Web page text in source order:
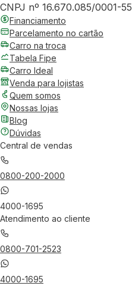
CNPJ nº 16.670.085/0001-55
Financiamento
Parcelamento no cartão
Carro na troca
Tabela Fipe
Carro Ideal
Venda para lojistas
Quem somos
Nossas lojas
Blog
Dúvidas
Central de vendas
0800-200-2000
4000-1695
Atendimento ao cliente
0800-701-2523
4000-1695